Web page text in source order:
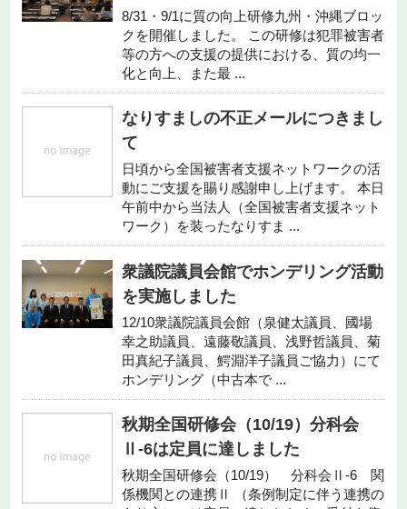
8/31・9/1に質の向上研修九州・沖縄ブロッ
クを開催しました。 この研修は犯罪被害者
等の方への支援の提供における、質の均一
化と向上、また最 ...
なりすましの不正メールにつきまし
て
日頃から全国被害者支援ネットワークの活
動にご支援を賜り感謝申し上げます。 本日
午前中から当法人（全国被害者支援ネット
ワーク）を装ったなりすま ...
衆議院議員会館でホンデリング活動
を実施しました
12/10衆議院議員会館（泉健太議員、國場
幸之助議員、遠藤敬議員、浅野哲議員、菊
田真紀子議員、鰐淵洋子議員ご協力）にて
ホンデリング（中古本で ...
秋期全国研修会（10/19）分科会
Ⅱ-6は定員に達しました
秋期全国研修会（10/19） 分科会Ⅱ-6 関
係機関との連携Ⅱ （条例制定に伴う連携の